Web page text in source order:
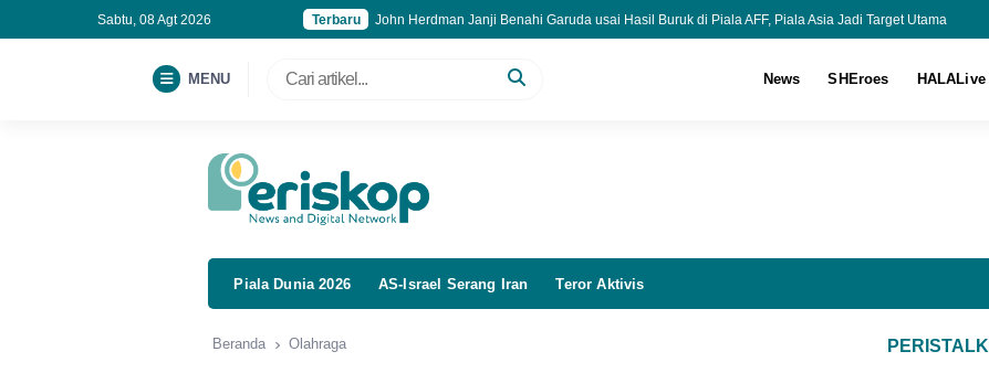
Sabtu, 08 Agt 2026 Terbaru
John Herdman Janji Benahi Garuda usai Hasil Buruk di Piala AFF, Piala Asia Jadi Target Utama
FBLB 2026 Jadi Etalase Budaya Papua Pegunungan, Dorong Ekonomi Warga
MENU News SHEroes HALALive
Piala Dunia 2026 AS-Israel Serang Iran Teror Aktivis
Beranda Olahraga PERISTALK